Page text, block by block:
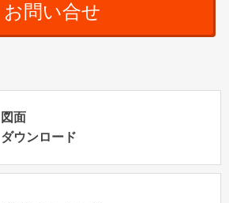
お問い合せ
図面
ダウンロード